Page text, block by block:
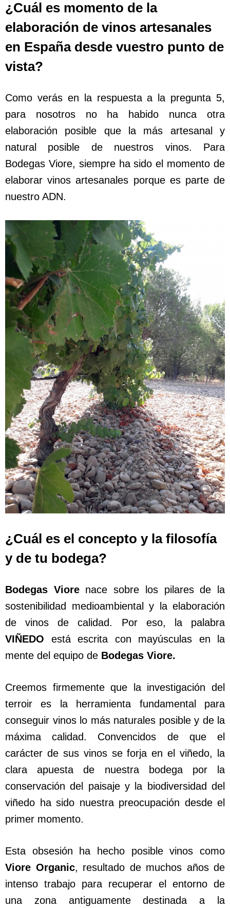
¿Cuál es momento de la
elaboración de vinos artesanales
en España desde vuestro punto de
vista?
Como verás en la respuesta a la pregunta 5,
para nosotros no ha habido nunca otra
elaboración posible que la más artesanal y
natural posible de nuestros vinos. Para
Bodegas Viore, siempre ha sido el momento de
elaborar vinos artesanales porque es parte de
nuestro ADN.
¿Cuál es el concepto y la filosofía
y de tu bodega?
Bodegas Viorenace sobre los pilares de la
sostenibilidad medioambiental y la elaboración
de vinos de calidad. Por eso, la palabra
VIÑEDO está escrita con mayúsculas en la
mente del equipo de Bodegas Viore.
Creemos firmemente que la investigación del
terroir es la herramienta fundamental para
conseguir vinos lo más naturales posible y de la
máxima calidad. Convencidos de que el
carácter de sus vinos se forja en el viñedo, la
clara apuesta de nuestra bodega por la
conservación del paisaje y la biodiversidad del
viñedo ha sido nuestra preocupación desde el
primer momento.
Esta obsesión ha hecho posible vinos como
Viore Organic, resultado de muchos años de
intenso trabajo para recuperar el entorno de
una zona antiguamente destinada a la